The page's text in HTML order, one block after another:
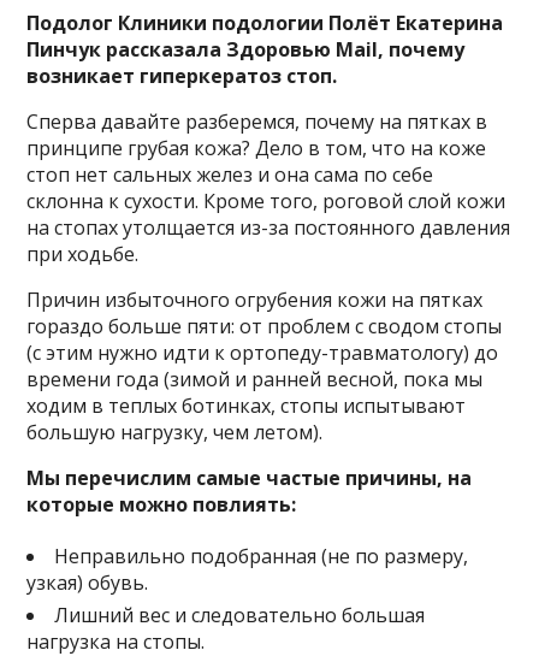
Подолог Клиники подологии Полёт Екатерина
Пинчук рассказала Здоровью Mail, почему
возникает гиперкератоз стоп.
Сперва давайте разберемся, почему на пятках в
принципе грубая кожа? Дело в том, что на коже
стоп нет сальных желез и она сама по себе
склонна к сухости. Кроме того, роговой слой кожи
на стопах утолщается из-за постоянного давления
при ходьбе.
Причин избыточного огрубения кожи на пятках
гораздо больше пяти: от проблем с сводом стопы
(с этим нужно идти к ортопеду-травматологу) до
времени года (зимой и ранней весной, пока мы
ходим в теплых ботинках, стопы испытывают
большую нагрузку, чем летом).
Мы перечислим самые частые причины, на
которые можно повлиять:
Неправильно подобранная (не по размеру,
узкая) обувь.
Лишний вес и следовательно большая
нагрузка на стопы.